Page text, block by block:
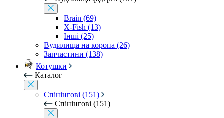
Brain (69)
X-Fish (13)
Інші (25)
Вудилища на коропа (26)
Запчастини (138)
Котушки
Каталог
Спінінгові (151)
Спінінгові (151)